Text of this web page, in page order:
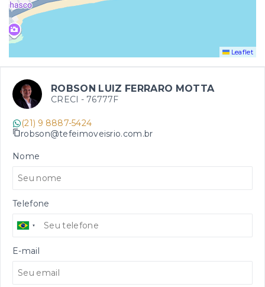
Leaflet
ROBSON LUIZ FERRARO MOTTA
CRECI - 76777F
(21) 9 8887-5424
robson@tefeimoveisrio.com.br
Nome
Telefone
E-mail